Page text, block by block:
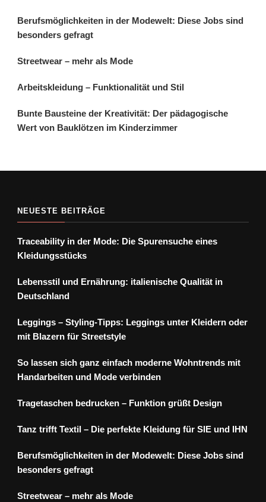
Berufsmöglichkeiten in der Modewelt: Diese Jobs sind
besonders gefragt
Streetwear – mehr als Mode
Arbeitskleidung – Funktionalität und Stil
Bunte Bausteine der Kreativität: Der pädagogische
Wert von Bauklötzen im Kinderzimmer
NEUESTE BEITRÄGE
Traceability in der Mode: Die Spurensuche eines
Kleidungsstücks
Lebensstil und Ernährung: italienische Qualität in
Deutschland
Leggings – Styling-Tipps: Leggings unter Kleidern oder
mit Blazern für Streetstyle
So lassen sich ganz einfach moderne Wohntrends mit
Handarbeiten und Mode verbinden
Tragetaschen bedrucken – Funktion grüßt Design
Tanz trifft Textil – Die perfekte Kleidung für SIE und IHN
Berufsmöglichkeiten in der Modewelt: Diese Jobs sind
besonders gefragt
Streetwear – mehr als Mode